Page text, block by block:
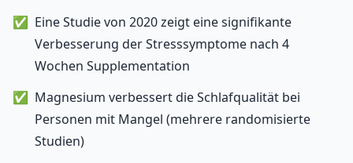
Eine Studie von 2020 zeigt eine signifikante
Verbesserung der Stresssymptome nach 4
Wochen Supplementation
Magnesium verbessert die Schlafqualität bei
Personen mit Mangel (mehrere randomisierte
Studien)